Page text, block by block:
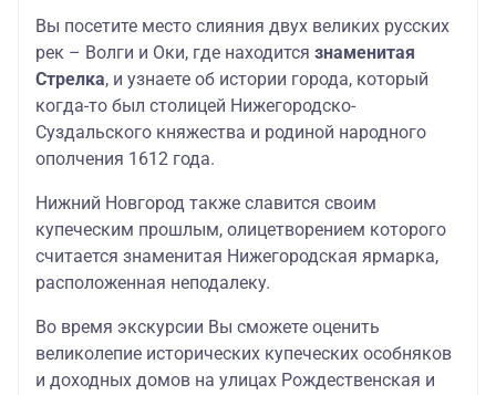
Вы посетите место слияния двух великих русских
рек – Волги и Оки, где находится знаменитая
Стрелка, и узнаете об истории города, который
когда-то был столицей Нижегородско-
Суздальского княжества и родиной народного
ополчения 1612 года.
Нижний Новгород также славится своим
купеческим прошлым, олицетворением которого
считается знаменитая Нижегородская ярмарка,
расположенная неподалеку.
Во время экскурсии Вы сможете оценить
великолепие исторических купеческих особняков
и доходных домов на улицах Рождественская и